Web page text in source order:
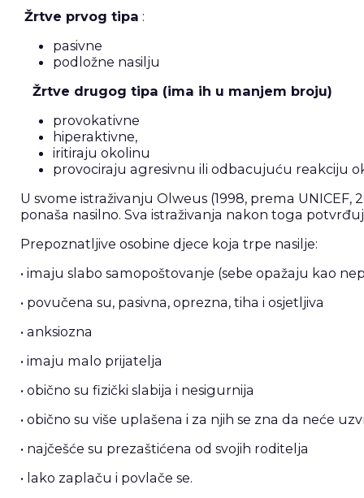
Žrtve prvog tipa :
pasivne
podložne nasilju
Žrtve drugog tipa (ima ih u manjem broju)
provokativne
hiperaktivne,
iritiraju okolinu
provociraju agresivnu ili odbacujuću reakciju
U svome istraživanju Olweus (1998, prema
ponaša nasilno. Sva istraživanja nakon toga
Prepoznatljive osobine djece koja trpe nasilje:
• imaju slabo samopoštovanje (sebe opažaju kao
• povučena su, pasivna, oprezna, tiha i osjetljiva
• anksiozna
• imaju malo prijatelja
• obično su fizički slabija i nesigurnija
• obično su više uplašena i za njih se zna da neće
• najčešće su prezaštićena od svojih roditelja
• lako zaplaču i povlače se.